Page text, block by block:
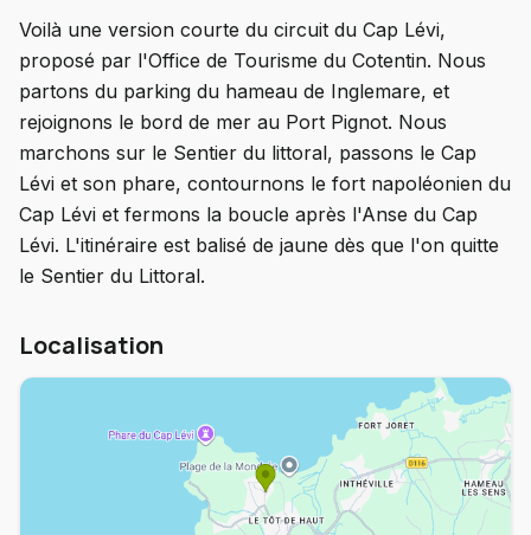
Voilà une version courte du circuit du Cap Lévi,
proposé par l'Office de Tourisme du Cotentin. Nous
partons du parking du hameau de Inglemare, et
rejoignons le bord de mer au Port Pignot. Nous
marchons sur le Sentier du littoral, passons le Cap
Lévi et son phare, contournons le fort napoléonien du
Cap Lévi et fermons la boucle après l'Anse du Cap
Lévi. L'itinéraire est balisé de jaune dès que l'on quitte
le Sentier du Littoral.
Localisation